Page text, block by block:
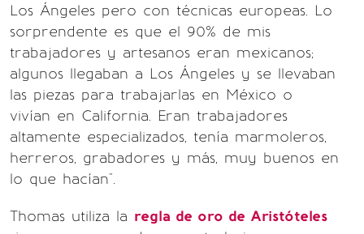
Los Ángeles pero con técnicas europeas. Lo
sorprendente es que el 90% de mis
trabajadores y artesanos eran mexicanos;
algunos llegaban a Los Ángeles y se llevaban
las piezas para trabajarlas en México o
vivían en California. Eran trabajadores
altamente especializados, tenía marmoleros,
herreros, grabadores y más, muy buenos en
lo que hacían".
Thomas utiliza la regla de oro de Aristóteles